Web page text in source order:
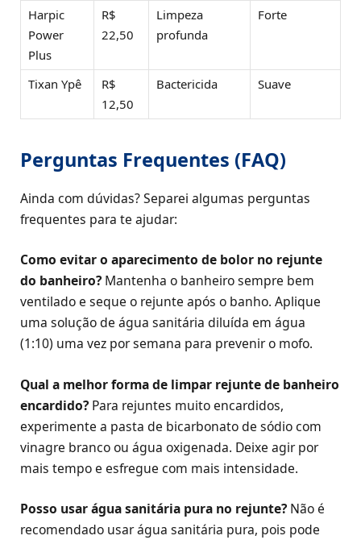
Harpic
Power
Plus
R$
22,50
Limpeza
profunda
Forte
Tixan Ypê
R$
12,50
Bactericida Suave
Perguntas Frequentes (FAQ)
Ainda com dúvidas? Separei algumas perguntas
frequentes para te ajudar:
Como evitar o aparecimento de bolor no rejunte
do banheiro? Mantenha o banheiro sempre bem
ventilado e seque o rejunte após o banho. Aplique
uma solução de água sanitária diluída em água
(1:10) uma vez por semana para prevenir o mofo.
Qual a melhor forma de limpar rejunte de banheiro
encardido? Para rejuntes muito encardidos,
experimente a pasta de bicarbonato de sódio com
vinagre branco ou água oxigenada. Deixe agir por
mais tempo e esfregue com mais intensidade.
Posso usar água sanitária pura no rejunte? Não é
recomendado usar água sanitária pura, pois pode